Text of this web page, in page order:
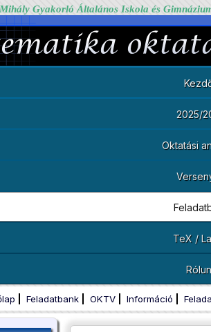
Gyakorló Általános Iskola és
2025/
Oktatási
TeX /
Feladatbank OKTV Információ